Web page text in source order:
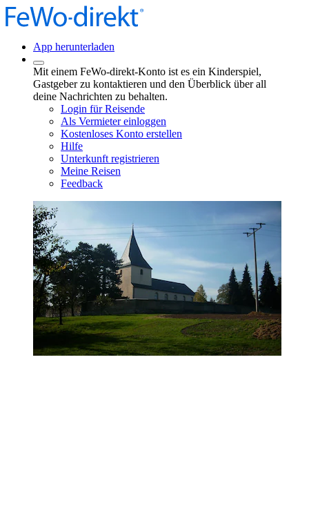
App herunterladen
Mit einem FeWo-direkt-Konto ist es ein Kinderspiel,
Gastgeber zu kontaktieren und den Überblick über all
deine Nachrichten zu behalten.
Login für Reisende
Als Vermieter einloggen
Kostenloses Konto erstellen
Hilfe
Unterkunft registrieren
Meine Reisen
Feedback